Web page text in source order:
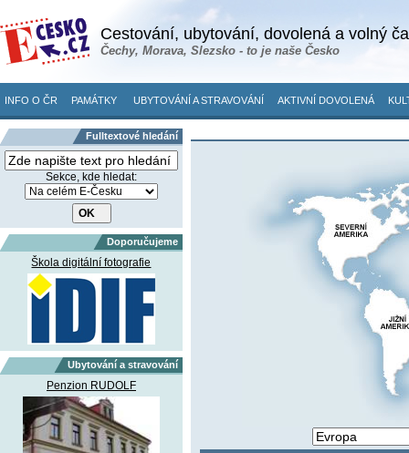
Cestování, ubytování, dovolená a volný
Čechy, Morava, Slezsko - to je naše Česko
INFO O ČR PAMÁTKY UBYTOVÁNÍ A STRAVOVÁNÍ AKTIVNÍ DOVOLENÁ
Fulltextové hledání
Sekce, kde hledat:
Doporučujeme
Škola digitální fotografie
Ubytování a stravování
Penzion RUDOLF